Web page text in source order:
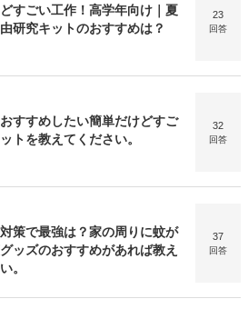
すごい工作！高学年向け｜夏
研究キットのおすすめは？
23
回答
すすめしたい簡単だけどすご
トを教えてください。
32
回答
策で最強は？家の周りに蚊が
ッズのおすすめがあれば教え
。
37
回答